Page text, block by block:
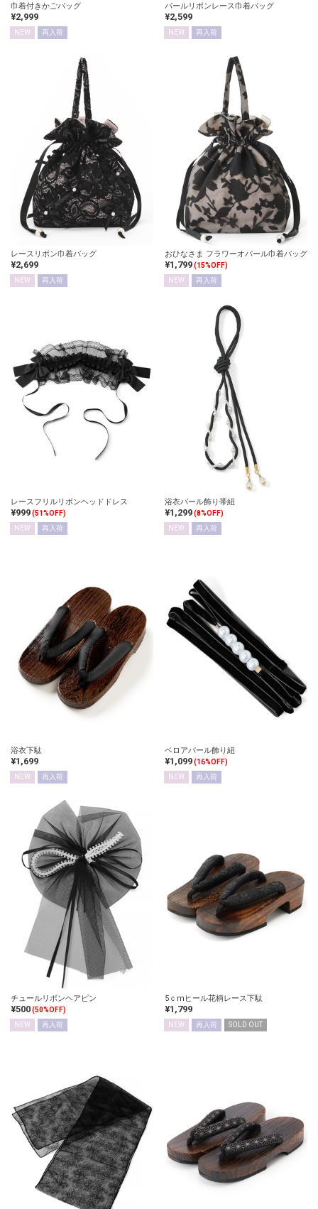
巾着付きかごバッグ
¥2,999
NEW 再入荷
パールリボンレース巾着バッグ
¥2,599
NEW 再入荷
レースリボン巾着バッグ
¥2,699
NEW 再入荷
おひなさま フラワーオパール巾着バッグ
¥1,799(15%OFF)
NEW
再入荷
レースフリルリボンヘッドドレス
¥999(51%OFF)
NEW
再入荷
浴衣パール飾り帯紐
¥1,299(8%OFF)
NEW
再入荷
浴衣下駄
¥1,699
NEW 再入荷
ベロアパール飾り紐
¥1,099(16%OFF)
NEW
再入荷
チュールリボンヘアピン
¥500(50%OFF)
NEW
再入荷
5ｃmヒール花柄レース下駄
¥1,799
NEW 再入荷 SOLD OUT